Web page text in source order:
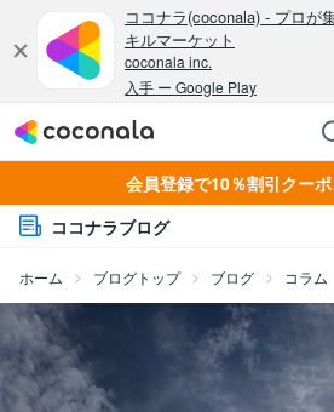
会員登録で10％割引クーポ
ココナラブログ
ホーム ブログトップ ブログ コラム